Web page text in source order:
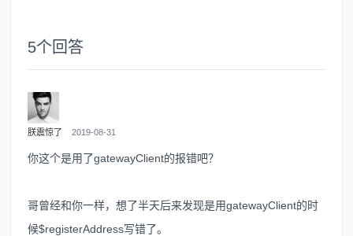
5个回答
朕震惊了 2019-08-31
你这个是用了gatewayClient的报错吧？
哥曾经和你一样，想了半天后来发现是用gatewayClient的时
候$registerAddress写错了。